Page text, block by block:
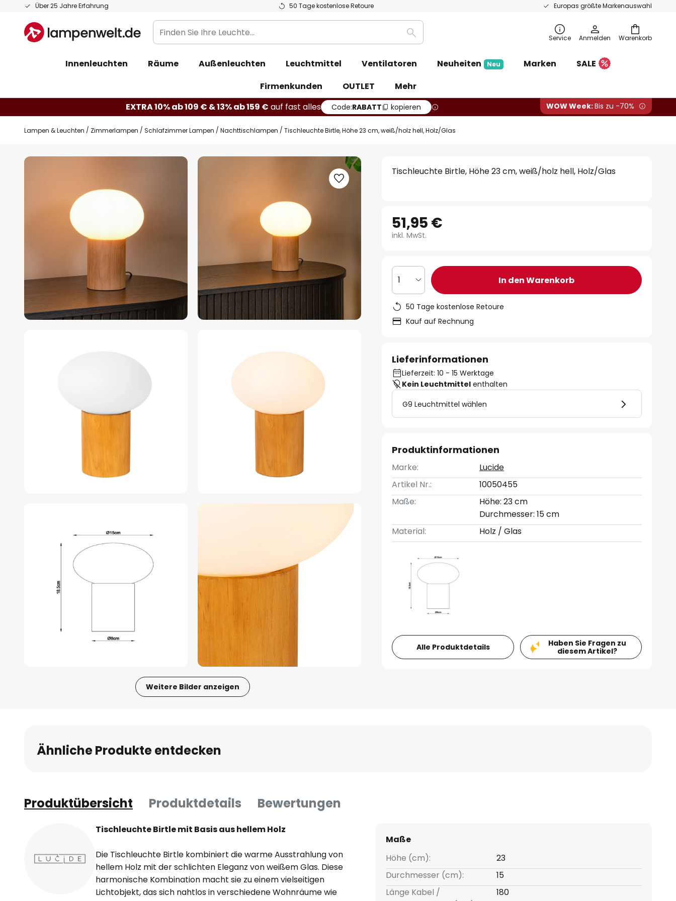
Über 25 Jahre Erfahrung 50 Tage kostenlose Retoure Europas größte Markenauswahl
Zum
springen
Warenkorb
Finden
Sie
Leuchte...
Suche Service Anmelden
Innenleuchten Räume Außenleuchten Leuchtmittel Ventilatoren Neuheiten Neu Marken
SALE
Firmenkunden
OUTLET
Mehr
EXTRA 10% ab 109 € & 13% ab 159 € auf fast alles Code:RABATT kopieren WOW Week:Bis zu -70%
Lampen & Leuchten Zimmerlampen Schlafzimmer Lampen Nachttischlampen Tischleuchte Birtle, Höhe 23 cm, weiß/holz hell, Holz/Glas
Zum
Weitere Bilder anzeigen
Bildgalerie
springen
Tischleuchte Birtle, Höhe 23 cm, weiß/holz hell, Holz/Glas
51,95 €
inkl. MwSt.
1 In den Warenkorb
50 Tage kostenlose Retoure
Kauf auf Rechnung
Lieferinformationen
Lieferzeit: 10 - 15 Werktage
Kein Leuchtmittel enthalten
G9 Leuchtmittel wählen
Produktinformationen
Marke:
Lucide
Artikel Nr.:
10050455
Maße:
Höhe: 23 cm
Durchmesser: 15 cm
Material:
Holz / Glas
Alle Produktdetails
Haben Sie Fragen zu
diesem Artikel?
Ähnliche Produkte entdecken
Produktübersicht Produktdetails Bewertungen
Tischleuchte Birtle mit Basis aus hellem Holz
Die Tischleuchte Birtle kombiniert die warme Ausstrahlung von
hellem Holz mit der schlichten Eleganz von weißem Glas. Diese
harmonische Kombination macht sie zu einem vielseitigen
Lichtobjekt, das sich nahtlos in verschiedene Wohnräume wie
Maße
Höhe (cm):
23
Durchmesser (cm):
15
Länge Kabel /
180